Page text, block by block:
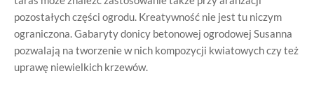
pozostałych części ogrodu. Kreatywność nie jest tu niczym
ograniczona. Gabaryty donicy betonowej ogrodowej Susanna
pozwalają na tworzenie w nich kompozycji kwiatowych czy też
uprawę niewielkich krzewów.